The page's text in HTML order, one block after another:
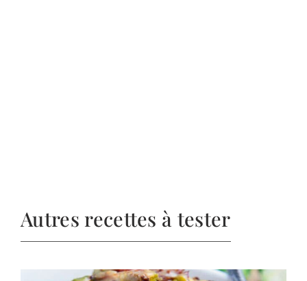
Autres recettes à tester